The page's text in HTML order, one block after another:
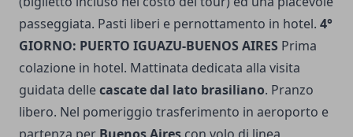
passeggiata. Pasti liberi e pernottamento in hotel. 4°
GIORNO: PUERTO IGUAZU-BUENOS AIRES Prima
colazione in hotel. Mattinata dedicata alla visita
guidata dellecascate dal lato brasiliano. Pranzo
libero. Nel pomeriggio trasferimento in aeroporto e
partenza per Buenos Aires con volo di linea